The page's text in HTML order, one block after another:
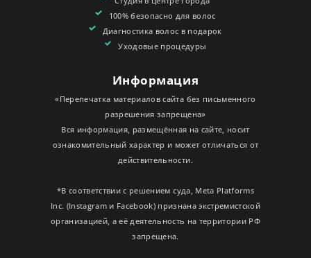
100% безопасно для волос
Диагностика волос в подарок
Уходовые процедуры
Информация
«Перепечатка материалов сайта без письменного
разрешения запрещена»
Вся информация, размещённая на сайте, носит
ознакомительный характер и может отличаться от
действительности.
*В соответствии с решением суда, Meta Platforms
Inc. (Instagram и Facebook) признана экстремистской
организацией, а её деятельность на территории РФ
запрещена.